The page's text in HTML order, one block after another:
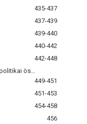
435-437
437-439
439-440
440-442
442-448
449-451
451-453
454-458
456